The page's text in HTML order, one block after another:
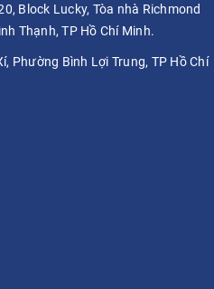
Block Lucky, Tòa nhà Richmond
Thạnh, TP Hồ Chí Minh.
Phường Bình Lợi Trung, TP Hồ Chí